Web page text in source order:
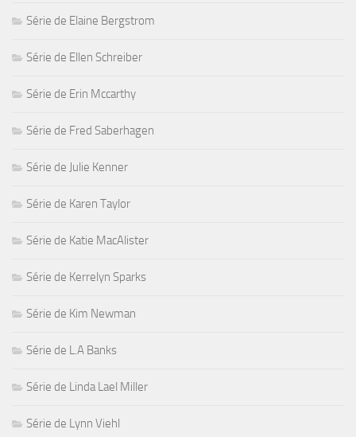
Série de Elaine Bergstrom
Série de Ellen Schreiber
Série de Erin Mccarthy
Série de Fred Saberhagen
Série de Julie Kenner
Série de Karen Taylor
Série de Katie MacAlister
Série de Kerrelyn Sparks
Série de Kim Newman
Série de L.A Banks
Série de Linda Lael Miller
Série de Lynn Viehl